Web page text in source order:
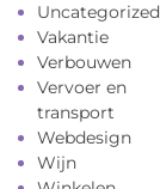
Uncategorized
Vakantie
Verbouwen
Vervoer en
transport
Webdesign
Wijn